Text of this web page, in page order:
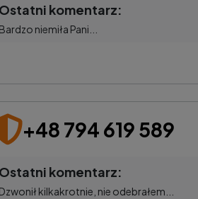
Ostatni komentarz:
Bardzo niemiła Pani...
+48 794 619 589
Ostatni komentarz:
Dzwonił kilkakrotnie, nie odebrałem...